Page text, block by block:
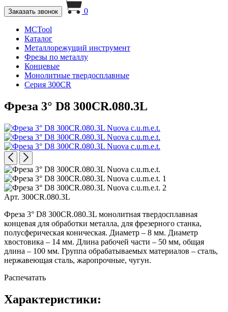
Заказать звонок 0
MCTool
Каталог
Металлорежущий инструмент
Фрезы по металлу
Концевые
Монолитные твердосплавные
Серия 300CR
Фреза 3° D8 300CR.080.3L
Арт. 300CR.080.3L
Фреза 3° D8 300CR.080.3L монолитная твердосплавная
концевая для обработки металла, для фрезерного станка,
полусферическая коническая. Диаметр – 8 мм. Диаметр
хвостовика – 14 мм. Длина рабочей части – 50 мм, общая
длина – 100 мм. Группа обрабатываемых материалов – сталь,
нержавеющая сталь, жаропрочные, чугун.
Распечатать
Характеристики: